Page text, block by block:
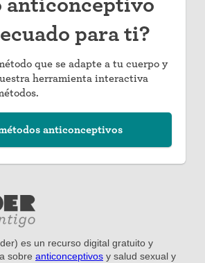
para ti?
que se adapte a tu cuerpo y
herramienta interactiva
anticonceptivos
es un recurso digital gratuito y
sobre anticonceptivos y salud sexual y